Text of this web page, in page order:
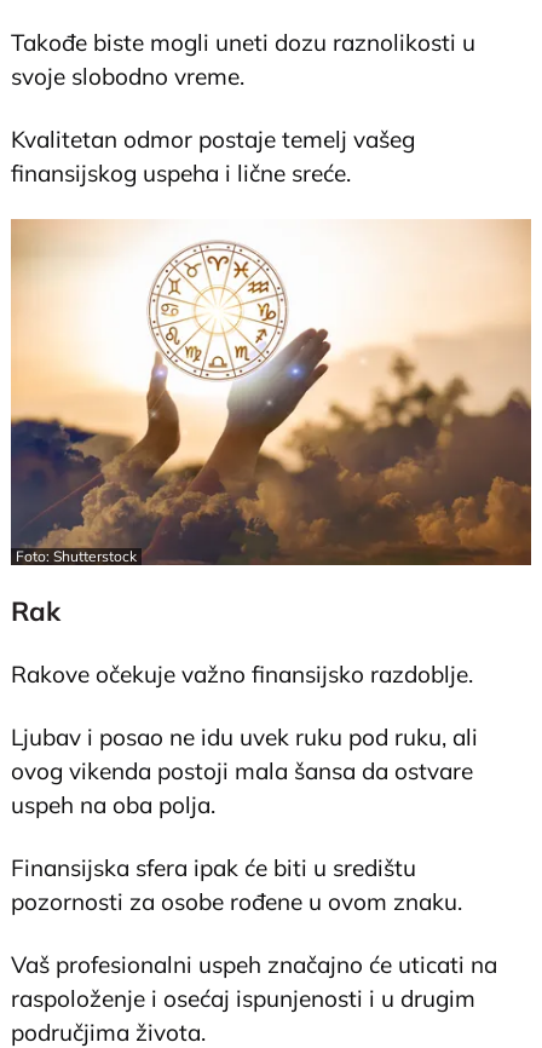
Takođe biste mogli uneti dozu raznolikosti u
svoje slobodno vreme.
Kvalitetan odmor postaje temelj vašeg
finansijskog uspeha i lične sreće.
Foto: Shutterstock
Rak
Rakove očekuje važno finansijsko razdoblje.
Ljubav i posao ne idu uvek ruku pod ruku, ali
ovog vikenda postoji mala šansa da ostvare
uspeh na oba polja.
Finansijska sfera ipak će biti u središtu
pozornosti za osobe rođene u ovom znaku.
Vaš profesionalni uspeh značajno će uticati na
raspoloženje i osećaj ispunjenosti i u drugim
područjima života.